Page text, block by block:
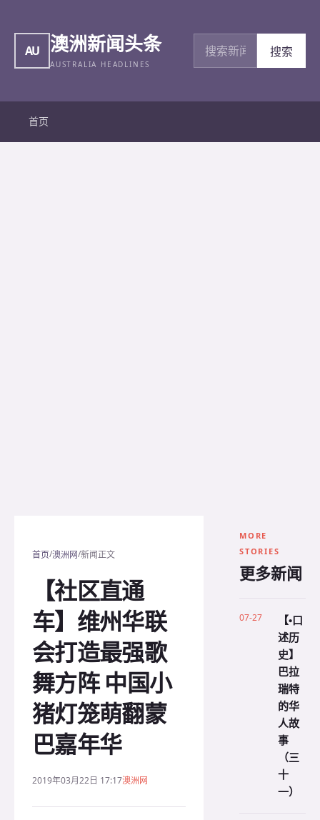
AU 澳洲新闻头条
AUSTRALIA HEADLINES
搜索新闻
搜索
首页
首页/澳洲网/新闻正文
【社区直通
车】维州华联
会打造最强歌
舞方阵 中国小
猪灯笼萌翻蒙
巴嘉年华
2019年03月22日 17:17澳洲网
MORE
STORIES
更多新闻
07-27
【•口
述历
史】
巴拉
瑞特
的华
人故
事
（三
十
一）